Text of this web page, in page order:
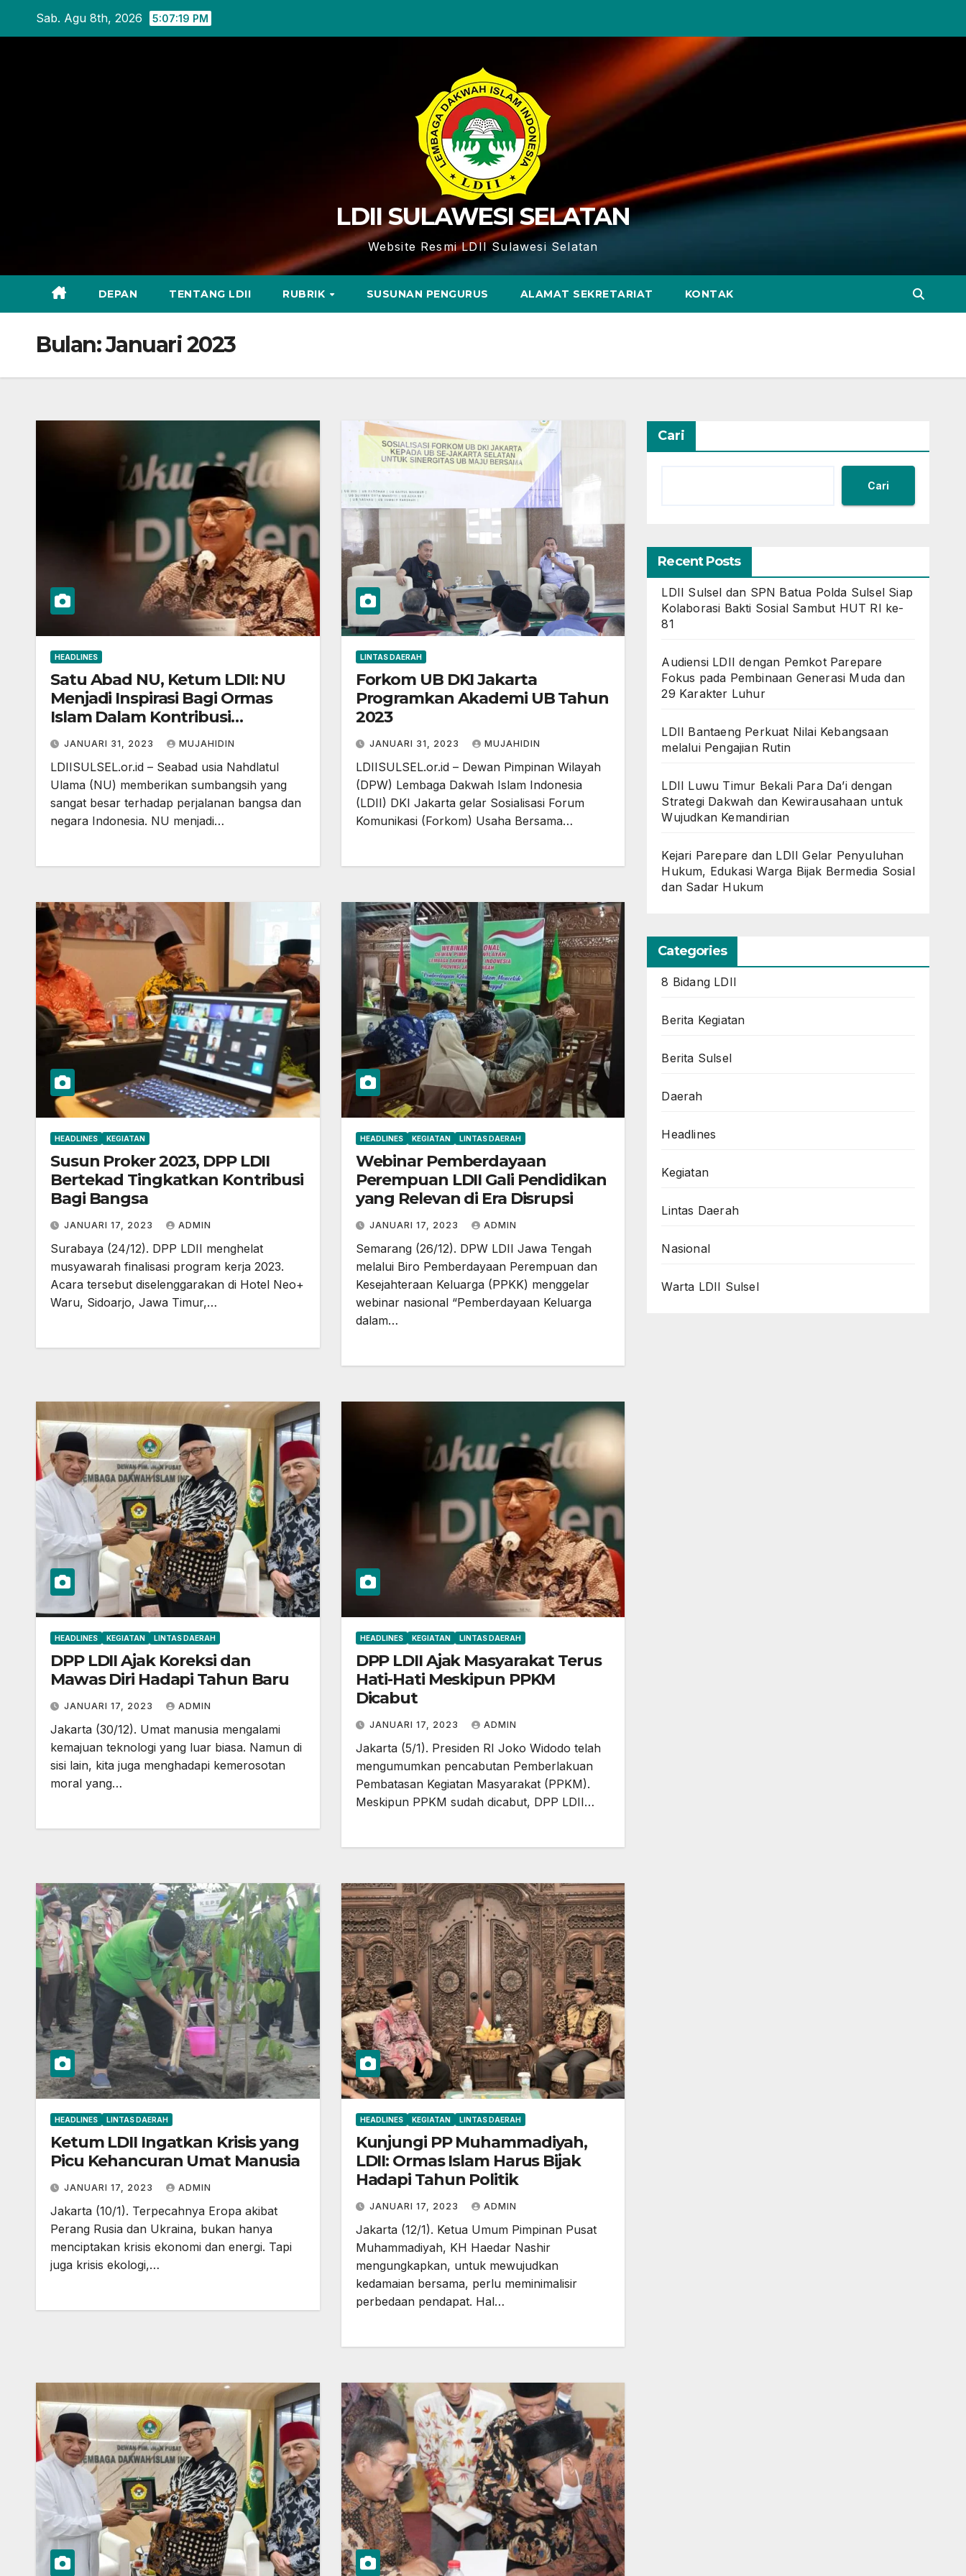
Sab. Agu 8th, 2026 5:07:21 PM
LDII SULAWESI SELATAN
Website Resmi LDII Sulawesi Selatan
DEPAN TENTANG LDII RUBRIK SUSUNAN PENGURUS ALAMAT SEKRETARIAT KONTAK
Bulan:Januari 2023
HEADLINES
Satu Abad NU, Ketum LDII: NU
Menjadi Inspirasi Bagi Ormas
Islam Dalam Kontribusi
Terhadap Bangsa
JANUARI 31, 2023 MUJAHIDIN
LDIISULSEL.or.id – Seabad usia Nahdlatul
Ulama (NU) memberikan sumbangsih yang
sangat besar terhadap perjalanan bangsa dan
negara Indonesia. NU menjadi…
LINTAS DAERAH
Forkom UB DKI Jakarta
Programkan Akademi UB Tahun
2023
JANUARI 31, 2023 MUJAHIDIN
LDIISULSEL.or.id – Dewan Pimpinan Wilayah
(DPW) Lembaga Dakwah Islam Indonesia
(LDII) DKI Jakarta gelar Sosialisasi Forum
Komunikasi (Forkom) Usaha Bersama…
HEADLINES KEGIATAN
Susun Proker 2023, DPP LDII
Bertekad Tingkatkan Kontribusi
Bagi Bangsa
JANUARI 17, 2023 ADMIN
Surabaya (24/12). DPP LDII menghelat
musyawarah finalisasi program kerja 2023.
Acara tersebut diselenggarakan di Hotel Neo+
Waru, Sidoarjo, Jawa Timur,…
HEADLINES KEGIATAN LINTAS DAERAH
Webinar Pemberdayaan
Perempuan LDII Gali Pendidikan
yang Relevan di Era Disrupsi
JANUARI 17, 2023 ADMIN
Semarang (26/12). DPW LDII Jawa Tengah
melalui Biro Pemberdayaan Perempuan dan
Kesejahteraan Keluarga (PPKK) menggelar
webinar nasional “Pemberdayaan Keluarga
dalam…
HEADLINES KEGIATAN LINTAS DAERAH
DPP LDII Ajak Koreksi dan
Mawas Diri Hadapi Tahun Baru
JANUARI 17, 2023 ADMIN
Jakarta (30/12). Umat manusia mengalami
kemajuan teknologi yang luar biasa. Namun di
sisi lain, kita juga menghadapi kemerosotan
moral yang…
HEADLINES KEGIATAN LINTAS DAERAH
DPP LDII Ajak Masyarakat Terus
Hati-Hati Meskipun PPKM
Dicabut
JANUARI 17, 2023 ADMIN
Jakarta (5/1). Presiden RI Joko Widodo telah
mengumumkan pencabutan Pemberlakuan
Pembatasan Kegiatan Masyarakat (PPKM).
Meskipun PPKM sudah dicabut, DPP LDII…
HEADLINES LINTAS DAERAH
Ketum LDII Ingatkan Krisis yang
Picu Kehancuran Umat Manusia
JANUARI 17, 2023 ADMIN
Jakarta (10/1). Terpecahnya Eropa akibat
Perang Rusia dan Ukraina, bukan hanya
menciptakan krisis ekonomi dan energi. Tapi
juga krisis ekologi,…
HEADLINES KEGIATAN LINTAS DAERAH
Kunjungi PP Muhammadiyah,
LDII: Ormas Islam Harus Bijak
Hadapi Tahun Politik
JANUARI 17, 2023 ADMIN
Jakarta (12/1). Ketua Umum Pimpinan Pusat
Muhammadiyah, KH Haedar Nashir
mengungkapkan, untuk mewujudkan
kedamaian bersama, perlu meminimalisir
perbedaan pendapat. Hal…
Cari
Cari
Recent Posts
LDII Sulsel dan SPN Batua Polda Sulsel Siap
Kolaborasi Bakti Sosial Sambut HUT RI ke-
81
Audiensi LDII dengan Pemkot Parepare
Fokus pada Pembinaan Generasi Muda dan
29 Karakter Luhur
LDII Bantaeng Perkuat Nilai Kebangsaan
melalui Pengajian Rutin
LDII Luwu Timur Bekali Para Da’i dengan
Strategi Dakwah dan Kewirausahaan untuk
Wujudkan Kemandirian
Kejari Parepare dan LDII Gelar Penyuluhan
Hukum, Edukasi Warga Bijak Bermedia Sosial
dan Sadar Hukum
Categories
8 Bidang LDII
Berita Kegiatan
Berita Sulsel
Daerah
Headlines
Kegiatan
Lintas Daerah
Nasional
Warta LDII Sulsel